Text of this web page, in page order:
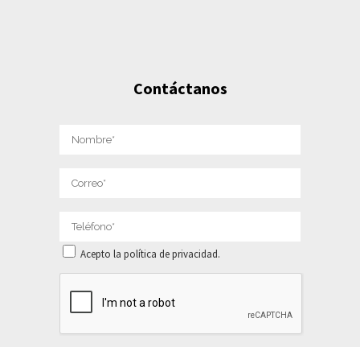
Contáctanos
Acepto la política de privacidad.